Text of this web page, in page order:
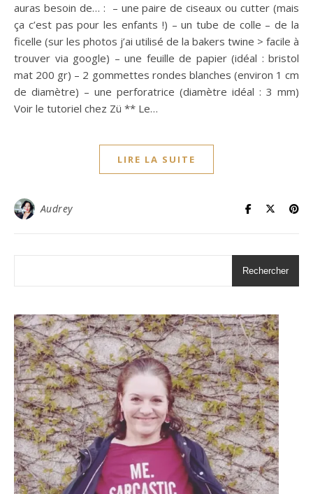
auras besoin de… : – une paire de ciseaux ou cutter (mais
ça c’est pas pour les enfants !) – un tube de colle – de la
ficelle (sur les photos j’ai utilisé de la bakers twine > facile à
trouver via google) – une feuille de papier (idéal : bristol
mat 200 gr) – 2 gommettes rondes blanches (environ 1 cm
de diamètre) – une perforatrice (diamètre idéal : 3 mm)
Voir le tutoriel chez Zü ** Le…
LIRE LA SUITE
Audrey
Rechercher